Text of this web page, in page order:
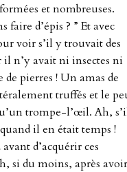
et nombreuses.
d’épis ? ” Et avec
voir s’il y trouvait des
n’y avait ni insectes ni
pierres ! Un amas de
truffés et le
trompe-l’œil. Ah,
il en était temps !
d’acquérir ces
si du moins, après avoir